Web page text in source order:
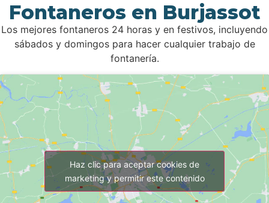
Fontaneros en Burjassot
Los mejores fontaneros 24 horas y en festivos, incluyendo
sábados y domingos para hacer cualquier trabajo de
fontanería.
Haz clic para aceptar cookies de
marketing y permitir este contenido